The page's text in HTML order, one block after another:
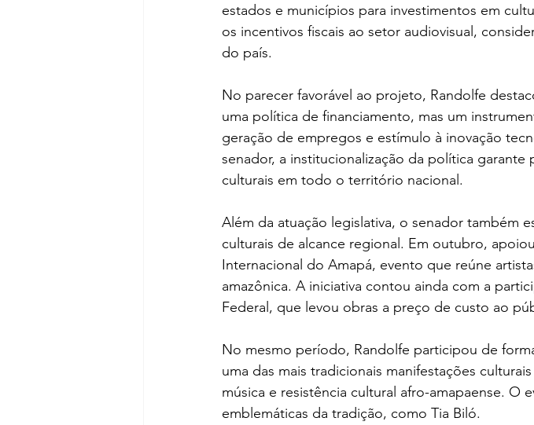
estados e municípios para investimentos em
os incentivos fiscais ao setor audiovisual,
do país.
No parecer favorável ao projeto, Randolfe
uma política de financiamento, mas um
geração de empregos e estímulo à inovação
senador, a institucionalização da política
culturais em todo o território nacional.
Além da atuação legislativa, o senador também
culturais de alcance regional. Em outubro,
Internacional do Amapá, evento que reúne
amazônica. A iniciativa contou ainda com a
Federal, que levou obras a preço de custo ao
No mesmo período, Randolfe participou de
uma das mais tradicionais manifestações
música e resistência cultural afro-amapaense. O
emblemáticas da tradição, como Tia Biló.